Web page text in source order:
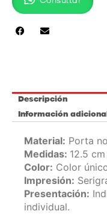
Descripción
Información
Material: Porta
Medidas: 12.5
Color: Color
Impresión:
Presentación:
individual.